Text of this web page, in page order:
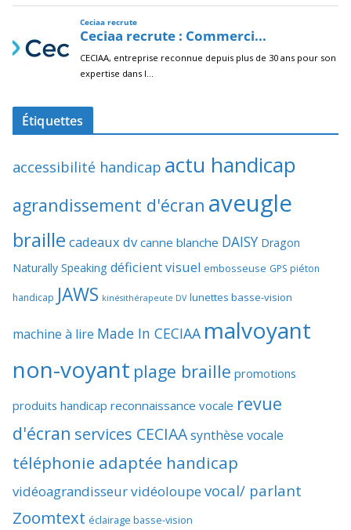
Étiquettes
accessibilité handicap actu handicap
agrandissement d'écran aveugle
braille cadeaux dv canne blanche DAISY Dragon
Naturally Speaking déficient visuel embosseuse GPS piéton
handicap JAWS kinésithérapeute DV lunettes basse-vision
machine à lire Made In CECIAA malvoyant
non-voyant plage braille promotions
produits handicap reconnaissance vocale revue
d'écran services CECIAAsynthèse vocale
téléphonie adaptée handicap
vidéoagrandisseurvidéoloupevocal/ parlant
Zoomtext éclairage basse-vision